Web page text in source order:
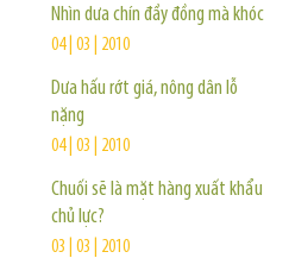
Nhìn dưa chín đầy đồng mà khóc
04 | 03 | 2010
Dưa hấu rớt giá, nông dân lỗ
nặng
04 | 03 | 2010
Chuối sẽ là mặt hàng xuất khẩu
chủ lực?
03 | 03 | 2010